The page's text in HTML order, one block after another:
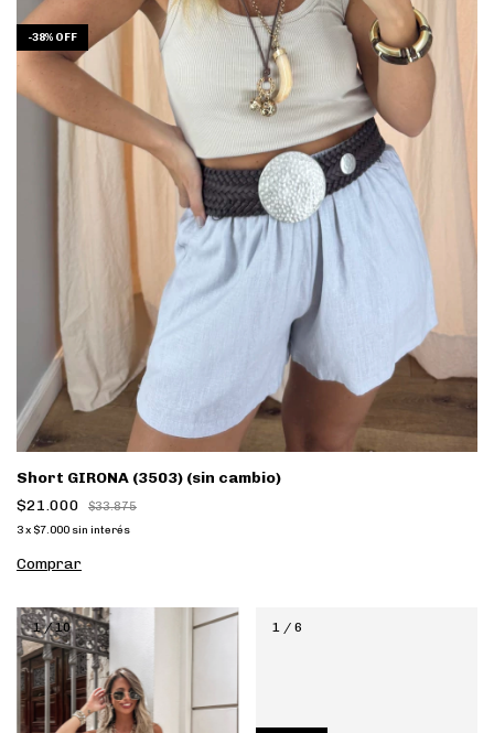
-38% OFF
Short GIRONA (3503) (sin cambio)
$21.000
$33.875
3x $7.000 sin interés
Comprar
1/10 1/ 6